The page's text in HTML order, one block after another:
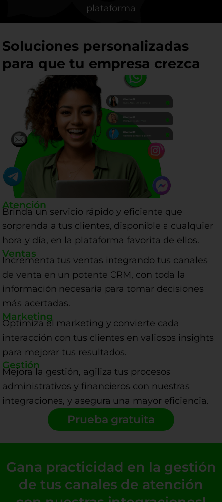
plataforma
Soluciones personalizadas
para que tu empresa crezca
Atención
Brinda un servicio rápido y eficiente que
sorprenda a tus clientes, disponible a cualquier
hora y día, en la plataforma favorita de ellos.
Ventas
Incrementa tus ventas integrando tus canales
de venta en un potente CRM, con toda la
información necesaria para tomar decisiones
más acertadas.
Marketing
Optimiza el marketing y convierte cada
interacción con tus clientes en valiosos insights
para mejorar tus resultados.
Gestión
Mejora la gestión, agiliza tus procesos
administrativos y financieros con nuestras
integraciones, y asegura una mayor eficiencia.
Prueba gratuita
Gana practicidad en la gestión
de tus canales de atención